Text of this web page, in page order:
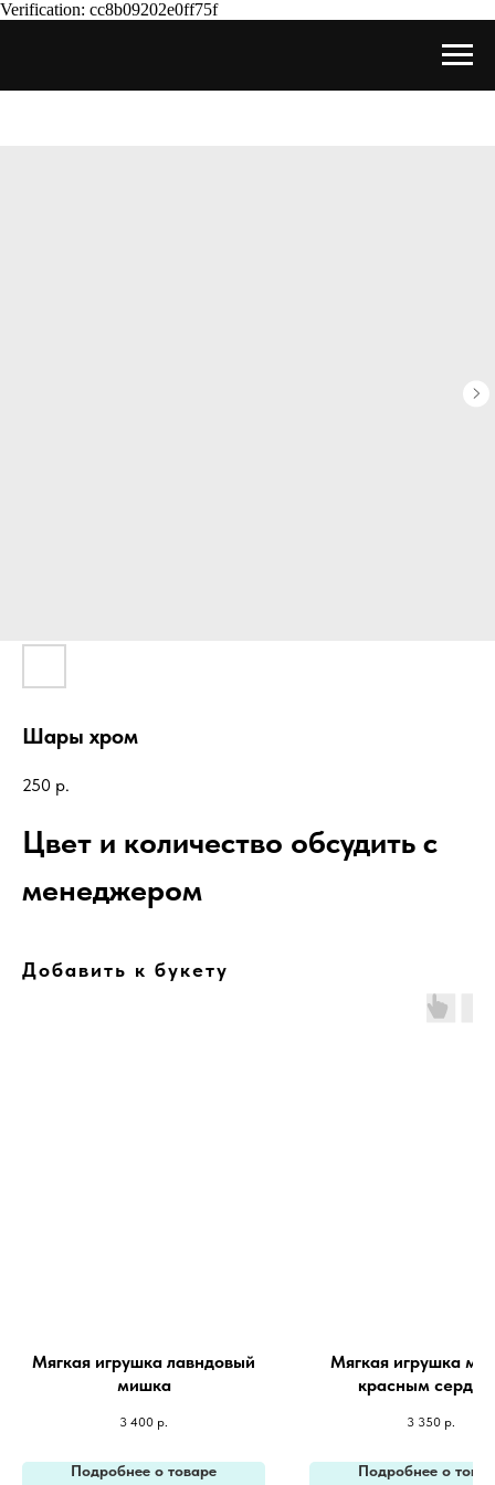
Verification: cc8b09202e0ff75f
Шары хром
250 р.
Цвет и количество обсудить с
менеджером
Добавить к букету
Мягкая игрушка лавндовый
мишка
3 400 р.
Подробнее о товаре
Мягкая игрушка
красным
3 350 р.
Подробнее о